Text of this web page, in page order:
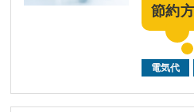
節約
電気代